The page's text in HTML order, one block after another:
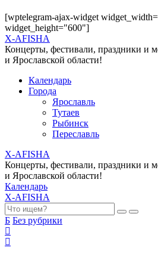
[wptelegram-ajax-widget
widget_height="600"]
X-AFISHA
Концерты, фестивали, праздники и
и Ярославской области!
Календарь
Города
Ярославль
Тутаев
Рыбинск
Переславль
X-AFISHA
Концерты, фестивали, праздники и
и Ярославской области!
Календарь
X-AFISHA
Б Без рубрики